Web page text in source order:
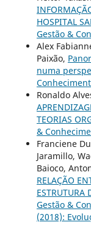
HOSPITAL
Gestão &
Alex
Paixão,
numa
Ronaldo
TEORIAS
&
Franciene
Jaramillo,
Baioco,
RELAÇÃO
ESTRUTURA
Gestão &
(2018):